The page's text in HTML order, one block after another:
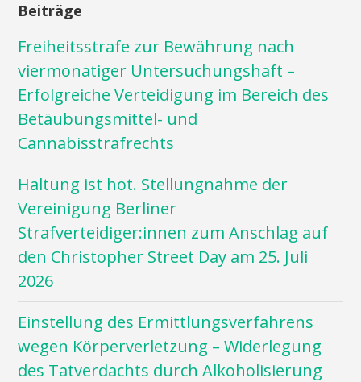
Beiträge
Freiheitsstrafe zur Bewährung nach
viermonatiger Untersuchungshaft –
Erfolgreiche Verteidigung im Bereich des
Betäubungsmittel- und
Cannabisstrafrechts
Haltung ist hot. Stellungnahme der
Vereinigung Berliner
Strafverteidiger:innen zum Anschlag auf
den Christopher Street Day am 25. Juli
2026
Einstellung des Ermittlungsverfahrens
wegen Körperverletzung – Widerlegung
des Tatverdachts durch Alkoholisierung